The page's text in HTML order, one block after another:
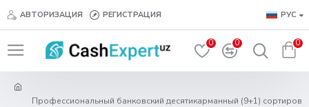
АВТОРИЗАЦИЯ РЕГИСТРАЦИЯ РУС
0 0 0
Профессиональный банковский десятикарманный (9+1) сортиров